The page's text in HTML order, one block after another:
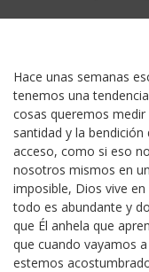
Hace unas semanas
tenemos una
cosas queremos
santidad y la
acceso, como si eso
nosotros mismos en
imposible, Dios vive
todo es abundante y
que Él anhela que
que cuando vayamos
estemos